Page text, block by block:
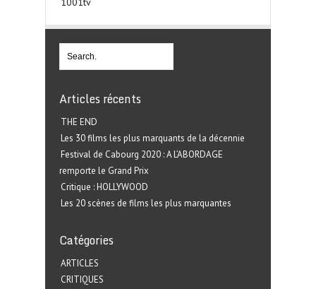
Articles récents
THE END
Les 30 films les plus marquants de la décennie
Festival de Cabourg 2020 : A L’ABORDAGE
remporte le Grand Prix
Critique : HOLLYWOOD
Les 20 scènes de films les plus marquantes
Catégories
ARTICLES
CRITIQUES